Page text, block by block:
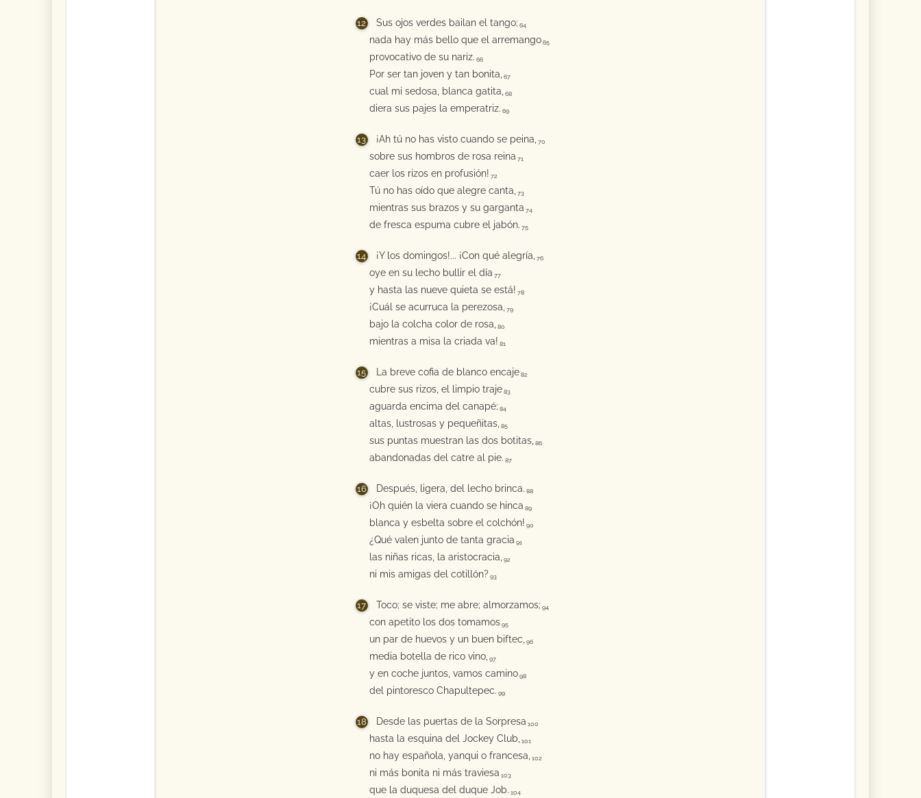
Sus ojos verdes bailan el tango; 64
nada hay más bello que el arremango 65
provocativo de su nariz. 66
Por ser tan joven y tan bonita, 67
cual mi sedosa, blanca gatita, 68
diera sus pajes la emperatriz. 69
¡Ah tú no has visto cuando se peina, 70
sobre sus hombros de rosa reina 71
caer los rizos en profusión! 72
Tú no has oído que alegre canta, 73
mientras sus brazos y su garganta 74
de fresca espuma cubre el jabón. 75
¡Y los domingos!... ¡Con qué alegría, 76
oye en su lecho bullir el día 77
y hasta las nueve quieta se está! 78
¡Cuál se acurruca la perezosa, 79
bajo la colcha color de rosa, 80
mientras a misa la criada va! 81
La breve cofia de blanco encaje 82
cubre sus rizos, el limpio traje 83
aguarda encima del canapé; 84
altas, lustrosas y pequeñitas, 85
sus puntas muestran las dos botitas, 86
abandonadas del catre al pie. 87
Después, ligera, del lecho brinca. 88
¡Oh quién la viera cuando se hinca 89
blanca y esbelta sobre el colchón! 90
¿Qué valen junto de tanta gracia 91
las niñas ricas, la aristocracia, 92
ni mis amigas del cotillón? 93
Toco; se viste; me abre; almorzamos; 94
con apetito los dos tomamos 95
un par de huevos y un buen biftec, 96
media botella de rico vino, 97
y en coche juntos, vamos camino 98
del pintoresco Chapultepec. 99
Desde las puertas de la Sorpresa 100
hasta la esquina del Jockey Club, 101
no hay española, yanqui o francesa, 102
ni más bonita ni más traviesa 103
que la duquesa del duque Job. 104